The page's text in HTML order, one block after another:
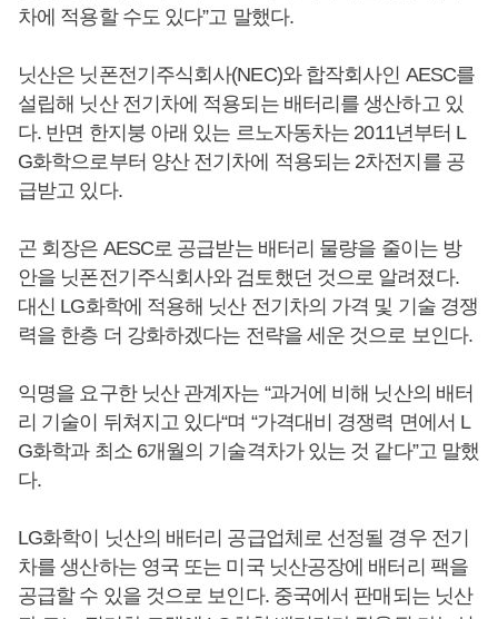
차에 적용할 수도 있다”고 말했다.
닛산은 닛폰전기주식회사(NEC)와 합작회사인 AESC를
설립해 닛산 전기차에 적용되는 배터리를 생산하고 있
다. 반면 한지붕 아래 있는 르노자동차는 2011년부터 L
G화학으로부터 양산 전기차에 적용되는 2차전지를 공
급받고 있다.
곤 회장은 AESC로 공급받는 배터리 물량을 줄이는 방
안을 닛폰전기주식회사와 검토했던 것으로 알려졌다.
대신 LG화학에 적용해 닛산 전기차의 가격 및 기술 경쟁
력을 한층 더 강화하겠다는 전략을 세운 것으로 보인다.
익명을 요구한 닛산 관계자는 “과거에 비해 닛산의 배터
리 기술이 뒤쳐지고 있다“며 “가격대비 경쟁력 면에서 L
G화학과 최소 6개월의 기술격차가 있는 것 같다”고 말했
다.
LG화학이 닛산의 배터리 공급업체로 선정될 경우 전기
차를 생산하는 영국 또는 미국 닛산공장에 배터리 팩을
공급할 수 있을 것으로 보인다. 중국에서 판매되는 닛산